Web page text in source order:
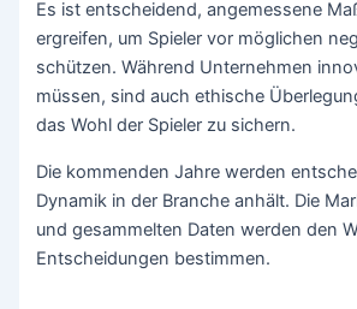
Es ist entscheidend, angemessene
ergreifen, um Spieler vor möglichen
schützen. Während Unternehmen
müssen, sind auch ethische
das Wohl der Spieler zu sichern.
Die kommenden Jahre werden
Dynamik in der Branche anhält. Die
und gesammelten Daten werden den
Entscheidungen bestimmen.